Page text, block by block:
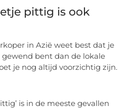
pittig is ook
in Azië weet best dat je
bent dan de lokale
je nog altijd voorzichtig zijn.
is in de meeste gevallen